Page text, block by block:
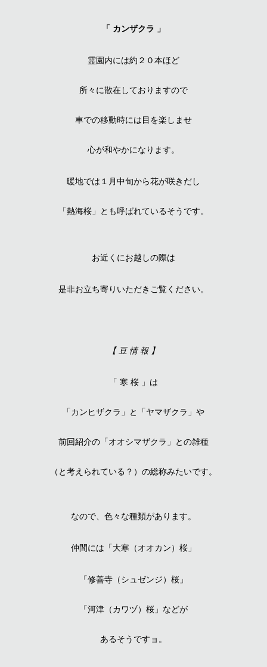
「 カンザクラ 」
霊園内には約２０本ほど
所々に散在しておりますので
車での移動時には目を楽 しませ
心が和やかになります。
暖地では１月中旬から花が咲きだし
「熱海桜」とも呼ばれているそうです。
お近くにお越しの際は
是非お立ち寄り いただきご覧ください。
【豆 情 報 】
「 寒 桜 」は
「カンヒザクラ」と「ヤマザクラ」や
前回紹介の「オオシマザクラ」との雑種
（と考えられている？） の総称みたいです。
なので、 色々な種類があります。
仲間には「大寒 （オオカン） 桜」
「修善寺 （シュゼンジ） 桜」
「河津 （カワヅ） 桜」などが
あるそうです ョ 。